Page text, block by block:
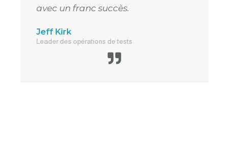
avec un franc succès.
Jeff Kirk
Leader des opérations de tests